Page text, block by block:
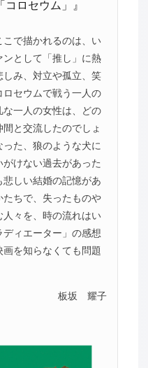
コロセウム」』
で描かれるのは、い
として「推し」に熱
み、対立や孤立、笑
セウムで戦う一人の
一人の女性は、どの
と交流したのでしょ
た、狼のような犬に
けない過去があった
悲しい結婚の記憶があ
たちで、失ったものや
々を、時の流れはい
ィエーター」の感想
を知らなくても問題
板坂 耀子